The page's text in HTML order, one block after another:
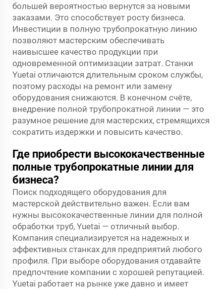
большей вероятностью вернутся за новыми
заказами. Это способствует росту бизнеса.
Инвестиции в полную трубопрокатную линию
позволяют мастерским обеспечивать
наивысшее качество продукции при
одновременной оптимизации затрат. Станки
Yuetai отличаются длительным сроком службы,
поэтому расходы на ремонт или замену
оборудования снижаются. В конечном счёте,
внедрение полной трубопрокатной линии — это
разумное решение для мастерских, стремящихся
сократить издержки и повысить качество.
Где приобрести высококачественные
полные трубопрокатные линии для
бизнеса?
Поиск подходящего оборудования для
мастерской действительно важен. Если вам
нужны высококачественные линии для полной
обработки труб, Yuetai — отличный выбор.
Компания специализируется на надежных и
эффективных станках для предприятий любого
профиля. При выборе оборудования отдавайте
предпочтение компании с хорошей репутацией.
Yuetai работает на рынке уже давно и имеет